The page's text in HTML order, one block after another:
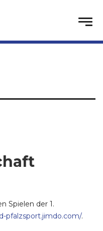
Spielen der 1.
pfalzsport.jimdo.com/.